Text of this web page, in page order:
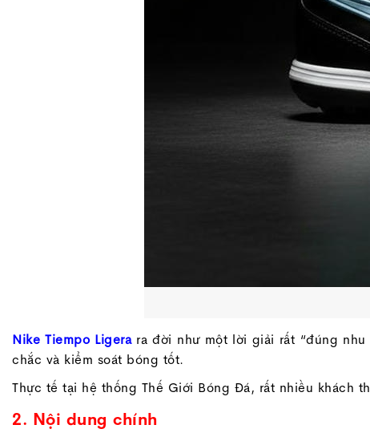
Nike Tiempo Ligerara đời như một lời giải rất “đúng nhu
chắc và kiểm soát bóng tốt.
Thực tế tại hệ thống Thế Giới Bóng Đá, rất nhiều khách
2. Nội dung chính